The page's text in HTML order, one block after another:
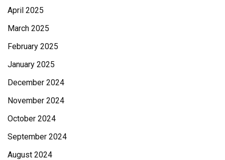
April 2025
March 2025
February 2025
January 2025
December 2024
November 2024
October 2024
September 2024
August 2024